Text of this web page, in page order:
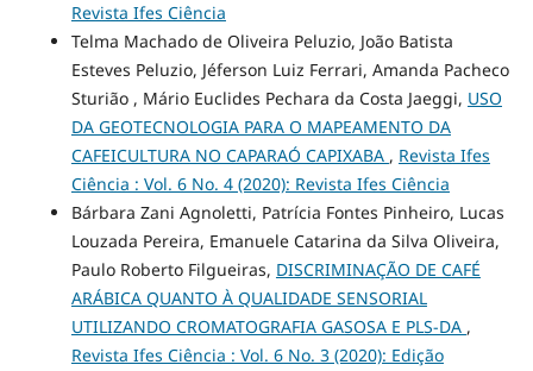
Revista Ifes Ciência
Telma Machado de Oliveira Peluzio, João Batista
Esteves Peluzio, Jéferson Luiz Ferrari, Amanda Pacheco
Sturião , Mário Euclides Pechara da Costa Jaeggi, USO
DA GEOTECNOLOGIA PARA O MAPEAMENTO DA
CAFEICULTURA NO CAPARAÓ CAPIXABA , Revista Ifes
Ciência : Vol. 6 No. 4 (2020): Revista Ifes Ciência
Bárbara Zani Agnoletti, Patrícia Fontes Pinheiro, Lucas
Louzada Pereira, Emanuele Catarina da Silva Oliveira,
Paulo Roberto Filgueiras, DISCRIMINAÇÃO DE CAFÉ
ARÁBICA QUANTO À QUALIDADE SENSORIAL
UTILIZANDO CROMATOGRAFIA GASOSA E PLS-DA ,
Revista Ifes Ciência : Vol. 6 No. 3 (2020): Edição